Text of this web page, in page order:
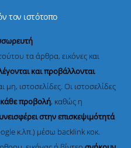
τον ιστότοπο
τα άρθρα, εικόνες και
και προβάλλονται
μη, ιστοσελίδες. Οι ιστοσελίδες
προβολή, καθώς η
στην επισκεψιμότητά
κ.λπ.) μέσω backlink κοκ.